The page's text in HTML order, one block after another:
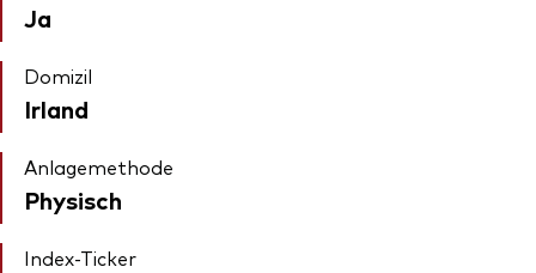
Ja
Domizil
Irland
Anlagemethode
Physisch
Index-Ticker